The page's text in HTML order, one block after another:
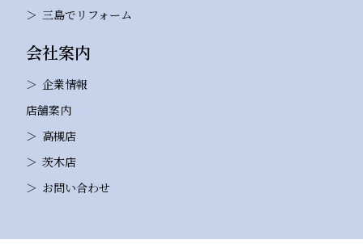
三島でリフォーム
会社案内
企業情報
店舗案内
高槻店
茨木店
お問い合わせ